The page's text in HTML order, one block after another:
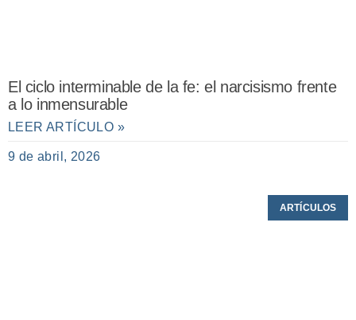
El ciclo interminable de la fe: el narcisismo frente
a lo inmensurable
LEER ARTÍCULO »
9 de abril, 2026
ARTÍCULOS